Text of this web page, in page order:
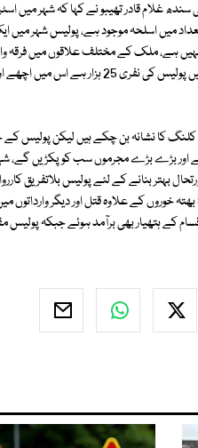
غلام قادر تھیبو نے کہا کہ شہر میں
میں اسلحہ موجود ہے، پولیس شہر میں
بات نہیں ہے، ملک کے مختلف علاقوں میں
ہے اور مختلف دشمنی کے واقعات میں بھی لوگ مارے جاتے ہیں،
تھا کہ رواں برس اب تک پولیس کے 119 اہلکار ٹارگٹ کلنگ کا نشانہ بن
اور بڑے بڑے مجرموں سب کو پکڑیں گے،
بہتر بنانے کے لئے پولیس بلاتفریق